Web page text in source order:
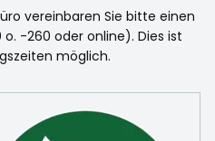
vereinbaren Sie bitte einen
-260 oder online). Dies ist
möglich.